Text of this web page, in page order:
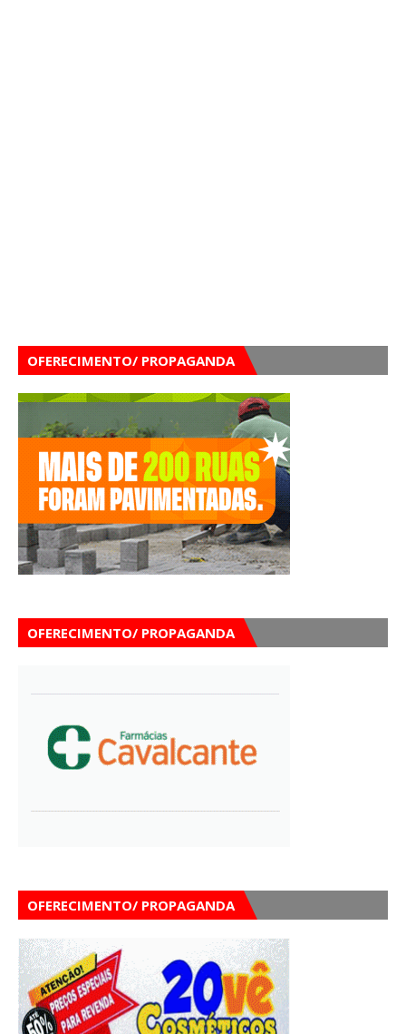
OFERECIMENTO/ PROPAGANDA
OFERECIMENTO/ PROPAGANDA
OFERECIMENTO/ PROPAGANDA